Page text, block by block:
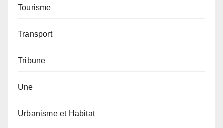
Tourisme
Transport
Tribune
Une
Urbanisme et Habitat